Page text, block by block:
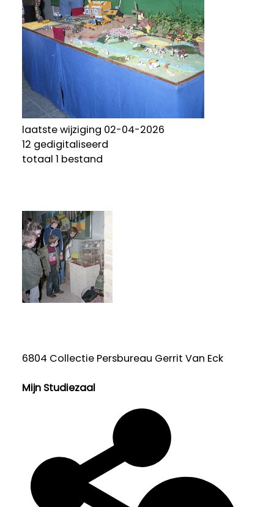
laatste wijziging 02-04-2026
12 gedigitaliseerd
totaal 1 bestand
6804 Collectie Persbureau Gerrit Van Eck
Mijn Studiezaal